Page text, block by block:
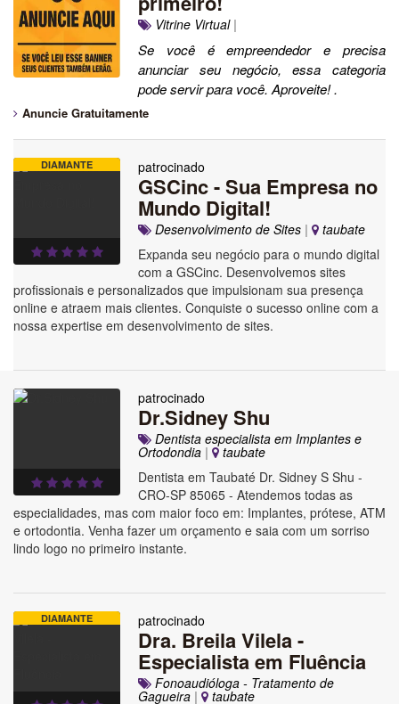
Vitrine Virtual|
Se você é empreendedor e precisa
anunciar seu negócio, essa categoria
pode servir para você. Aproveite! .
Anuncie Gratuitamente
DIAMANTE patrocinado
GSCinc - Sua Empresa no
Mundo Digital!
Desenvolvimento de Sites |
taubate
Expanda seu negócio para o mundo digital
com a GSCinc. Desenvolvemos sites
profissionais e personalizados que impulsionam sua presença
online e atraem mais clientes. Conquiste o sucesso online com a
nossa expertise em desenvolvimento de sites.
patrocinado
Dr.Sidney Shu
Dentista especialista em Implantes e
Ortodondia |
taubate
Dentista em Taubaté Dr. Sidney S Shu -
CRO-SP 85065 - Atendemos todas as
especialidades, mas com maior foco em: Implantes, prótese, ATM
e ortodontia. Venha fazer um orçamento e saia com um sorriso
lindo logo no primeiro instante.
DIAMANTE patrocinado
Dra. Breila Vilela -
Especialista em Fluência
Fonoaudióloga - Tratamento de
Gagueira | taubate